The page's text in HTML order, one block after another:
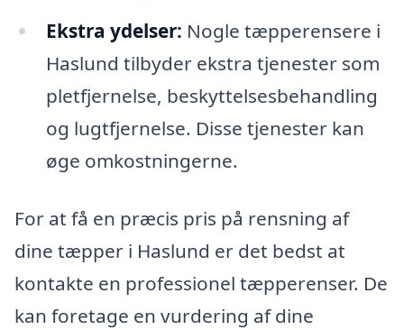
Ekstra ydelser: Nogle tæpperensere i
Haslund tilbyder ekstra tjenester som
pletfjernelse, beskyttelsesbehandling
og lugtfjernelse. Disse tjenester kan
øge omkostningerne.
For at få en præcis pris på rensning af
dine tæpper i Haslund er det bedst at
kontakte en professionel tæpperenser. De
kan foretage en vurdering af dine